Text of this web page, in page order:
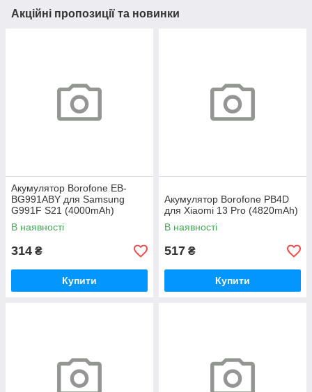
Акційні пропозиції та новинки
Акумулятор Borofone EB-
BG991ABY для Samsung
G991F S21 (4000mAh)
В наявності
314 ₴
Купити
Акумулятор Borofone PB4D
для Xiaomi 13 Pro (4820mAh)
В наявності
517 ₴
Купити